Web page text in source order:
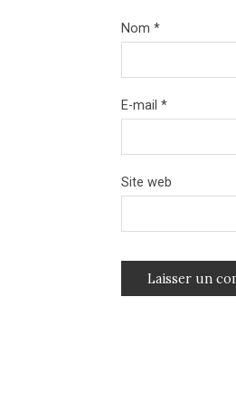
Nom*
E-mail*
Site web